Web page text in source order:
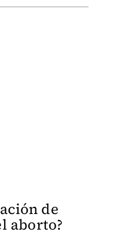
de
aborto?